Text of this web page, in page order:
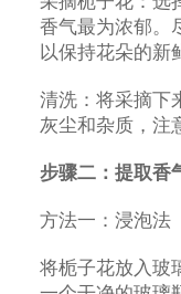
香气最为浓郁。
以保持花朵的新
清洗：将采摘下
灰尘和杂质，注
步骤二：提取香
方法一：浸泡法
将栀子花放入玻